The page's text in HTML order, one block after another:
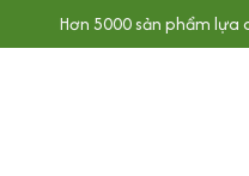
Hơn 5000 sản phẩm lựa